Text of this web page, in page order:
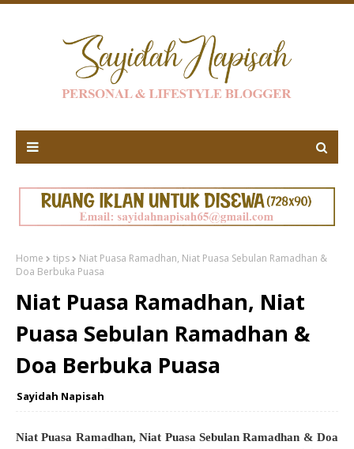
Home tips
Niat Puasa Ramadhan, Niat Puasa Sebulan Ramadhan &
Doa Berbuka Puasa
Niat Puasa Ramadhan, Niat
Puasa Sebulan Ramadhan &
Doa Berbuka Puasa
Sayidah Napisah
Niat Puasa Ramadhan, Niat Puasa Sebulan Ramadhan & Doa